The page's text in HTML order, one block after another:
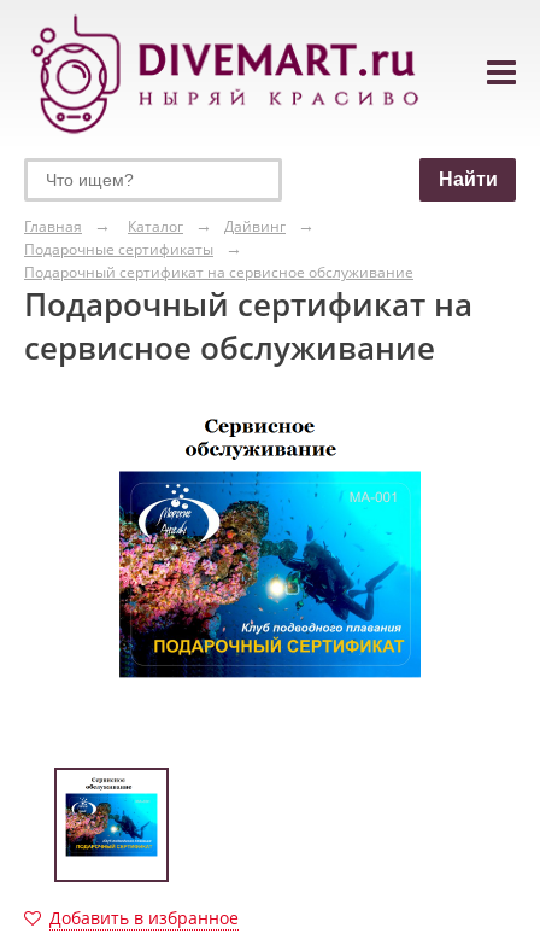
Главная Каталог
Дайвинг
Подарочные сертификаты
Подарочный сертификат на сервисное обслуживание
Подарочный сертификат на
сервисное обслуживание
Добавить в избранное